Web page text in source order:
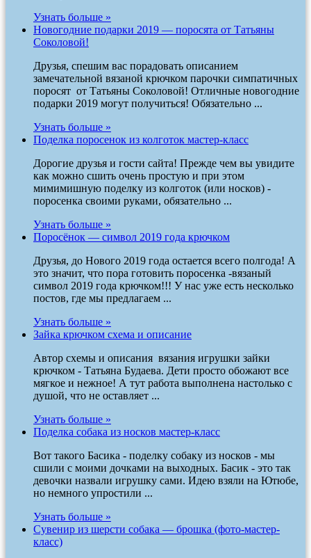
Узнать больше »
Новогодние подарки 2019 — поросята от Татьяны
Соколовой!
Друзья, спешим вас порадовать описанием
замечательной вязаной крючком парочки симпатичных
поросят от Татьяны Соколовой! Отличные новогодние
подарки 2019 могут получиться! Обязательно ...
Узнать больше »
Поделка поросенок из колготок мастер-класс
Дорогие друзья и гости сайта! Прежде чем вы увидите
как можно сшить очень простую и при этом
мимимишную поделку из колготок (или носков) -
поросенка своими руками, обязательно ...
Узнать больше »
Поросёнок — символ 2019 года крючком
Друзья, до Нового 2019 года остается всего полгода! А
это значит, что пора готовить поросенка -вязаный
символ 2019 года крючком!!! У нас уже есть несколько
постов, где мы предлагаем ...
Узнать больше »
Зайка крючком схема и описание
Автор схемы и описания вязания игрушки зайки
крючком - Татьяна Будаева. Дети просто обожают все
мягкое и нежное! А тут работа выполнена настолько с
душой, что не оставляет ...
Узнать больше »
Поделка собака из носков мастер-класс
Вот такого Басика - поделку собаку из носков - мы
сшили с моими дочками на выходных. Басик - это так
девочки назвали игрушку сами. Идею взяли на Ютюбе,
но немного упростили ...
Узнать больше »
Сувенир из шерсти собака — брошка (фото-мастер-
класс)